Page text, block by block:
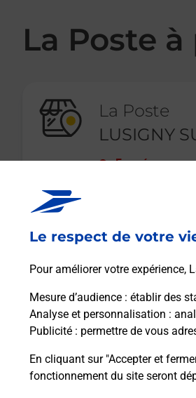
Le respect de votre
Pour améliorer votre expérience,
Mesure d’audience : établir des
Analyse et personnalisation :
Publicité : permettre de vous
En cliquant sur "Accepter et
fonctionnement du site seront
La Poste
La Poste
LUSIGNY
Fermé-ouvre
En savoir plus